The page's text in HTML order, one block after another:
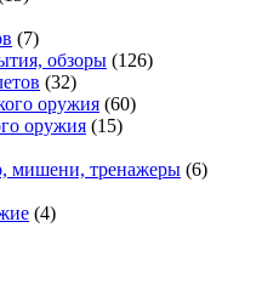
(7)
обзоры (126)
(32)
оружия (60)
оружия (15)
мишени, тренажеры (6)
(4)